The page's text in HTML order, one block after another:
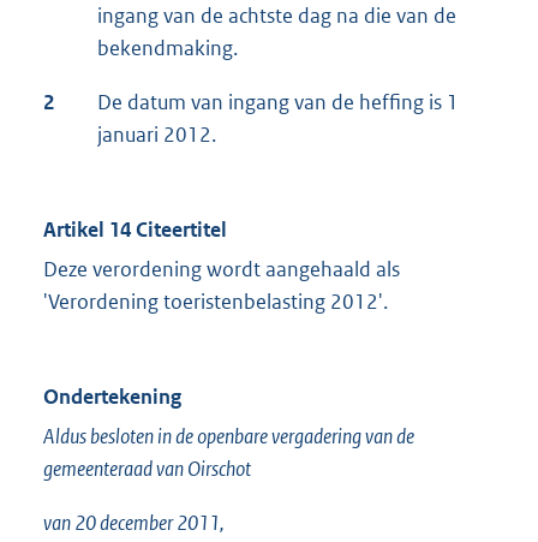
ingang van de achtste dag na die van de
bekendmaking.
2
De datum van ingang van de heffing is 1
januari 2012.
Artikel 14 Citeertitel
Deze verordening wordt aangehaald als
'Verordening toeristenbelasting 2012'.
Ondertekening
Aldus besloten in de openbare vergadering van de
gemeenteraad van Oirschot
van 20 december 2011,